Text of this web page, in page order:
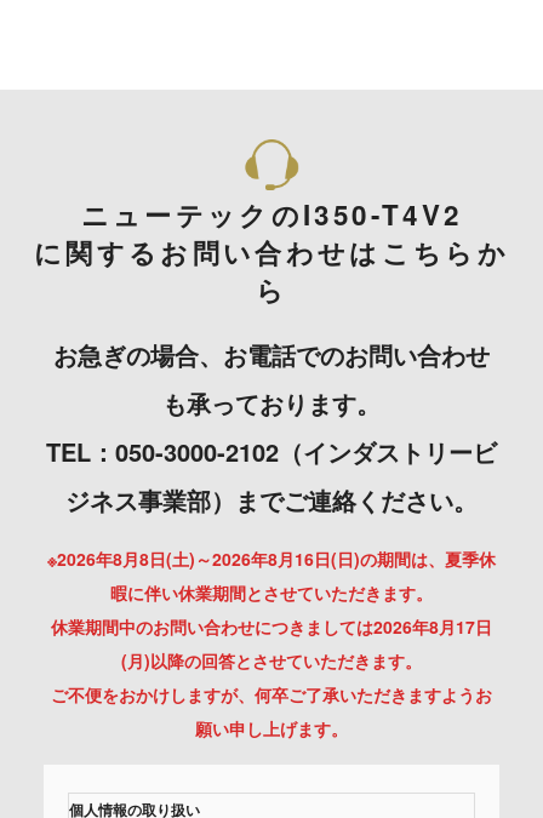
ニューテックのI350-T4V2
に関するお問い合わせはこちらか
ら
お急ぎの場合、お電話でのお問い合わせ
も承っております。
TEL：050-3000-2102（インダストリービ
ジネス事業部）までご連絡ください。
※2026年8月8日(土)～2026年8月16日(日)の期間は、夏季休
暇に伴い休業期間とさせていただきます。
休業期間中のお問い合わせにつきましては2026年8月17日
(月)以降の回答とさせていただきます。
ご不便をおかけしますが、何卒ご了承いただきますようお
願い申し上げます。
個人情報の取り扱い